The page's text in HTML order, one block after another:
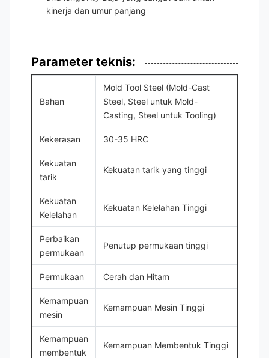
kinerja dan umur panjang
Parameter teknis:
Bahan
Mold Tool Steel (Mold-Cast
Steel, Steel untuk Mold-
Casting, Steel untuk Tooling)
Kekerasan 30-35 HRC
Kekuatan
tarik
Kekuatan tarik yang tinggi
Kekuatan
Kelelahan
Kekuatan Kelelahan Tinggi
Perbaikan
permukaan
Penutup permukaan tinggi
Permukaan Cerah dan Hitam
Kemampuan
mesin
Kemampuan Mesin Tinggi
Kemampuan
membentuk
Kemampuan Membentuk Tinggi